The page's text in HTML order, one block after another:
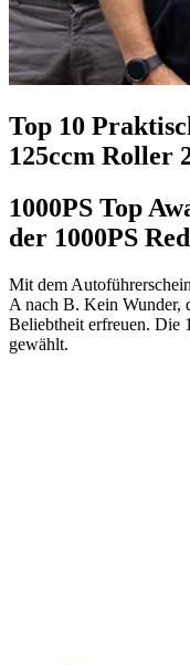
Top 10
125ccm Roller
1000PS Top
der 1000PS
Mit dem
A nach B. Kein Wunder,
Beliebtheit erfreuen. Die
gewählt.